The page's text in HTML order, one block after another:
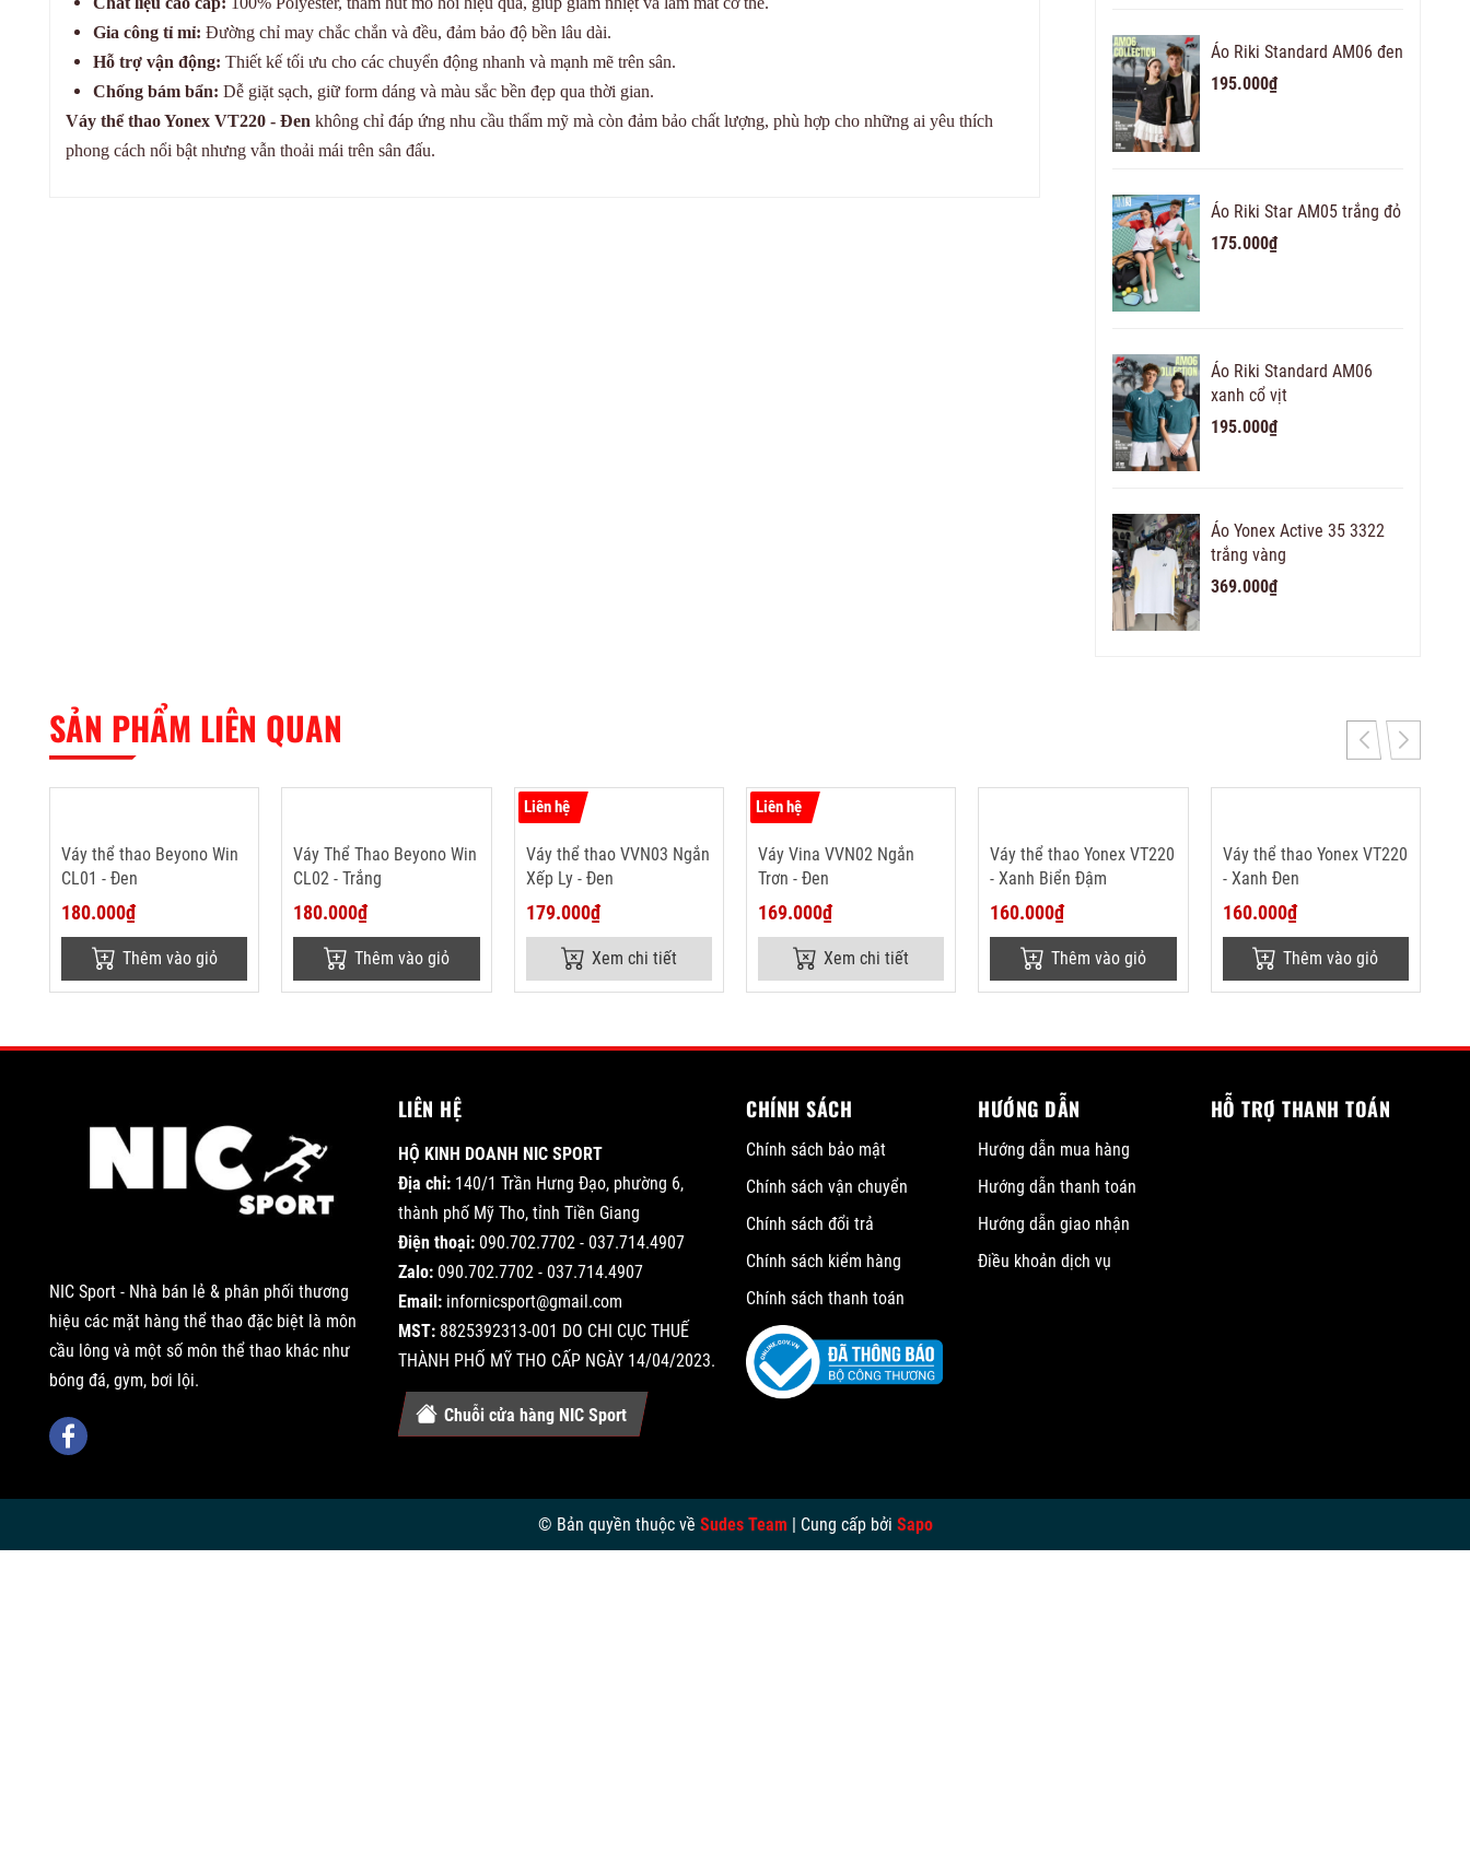
Gia công tỉ mỉ: Đường chỉ may chắc chắn và đều, đảm bảo độ bền lâu dài.
Hỗ trợ vận động: Thiết kế tối ưu cho các chuyển động nhanh và mạnh mẽ trên sân.
Chống bám bẩn: Dễ giặt sạch, giữ form dáng và màu sắc bền đẹp qua thời gian.
Váy thể thao Yonex VT220 - Đen không chỉ đáp ứng nhu cầu thẩm mỹ mà còn đảm bảo chất lượng, phù hợp cho những ai yêu thích
phong cách nổi bật nhưng vẫn thoải mái trên sân đấu.
Áo Riki Standard AM06 đen
195.000₫
Áo Riki Star AM05 trắng đỏ
175.000₫
Áo Riki Standard AM06
xanh cổ vịt
195.000₫
Áo Yonex Active 35 3322
trắng vàng
369.000₫
SẢN PHẨM LIÊN QUAN
Váy thể thao Beyono Win
CL01 - Đen
180.000₫
Thêm vào giỏ
Váy Thể Thao Beyono Win
CL02 - Trắng
180.000₫
Thêm vào giỏ
Liên hệ
Váy thể thao VVN03 Ngắn
Xếp Ly - Đen
179.000₫
Xem chi tiết
Liên hệ
Váy Vina VVN02 Ngắn
Trơn - Đen
169.000₫
Xem chi tiết
Váy thể thao Yonex VT220
- Xanh Biển Đậm
160.000₫
Thêm vào giỏ
Váy thể thao Yonex VT220
- Xanh Đen
160.000₫
Thêm vào giỏ
NIC Sport - Nhà bán lẻ & phân phối thương
hiệu các mặt hàng thể thao đặc biệt là môn
cầu lông và một số môn thể thao khác như
bóng đá, gym, bơi lội.
LIÊN HỆ
HỘ KINH DOANH NIC SPORT
Địa chỉ: 140/1 Trần Hưng Đạo, phường 6,
thành phố Mỹ Tho, tỉnh Tiền Giang
Điện thoại: 090.702.7702 - 037.714.4907
Zalo: 090.702.7702 - 037.714.4907
Email: infornicsport@gmail.com
MST: 8825392313-001 DO CHI CỤC THUẾ
THÀNH PHỐ MỸ THO CẤP NGÀY 14/04/2023.
Chuỗi cửa hàng NIC Sport
CHÍNH SÁCH
Chính sách bảo mật
Chính sách vận chuyển
Chính sách đổi trả
Chính sách kiểm hàng
Chính sách thanh toán
HƯỚNG DẪN
Hướng dẫn mua hàng
Hướng dẫn thanh toán
Hướng dẫn giao nhận
Điều khoản dịch vụ
HỖ TRỢ THANH TOÁN
© Bản quyền thuộc về Sudes Team | Cung cấp bởi Sapo